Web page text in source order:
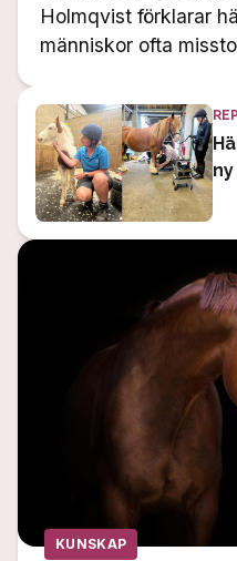
Holmqvist förklarar
människor ofta
KUNSKAP